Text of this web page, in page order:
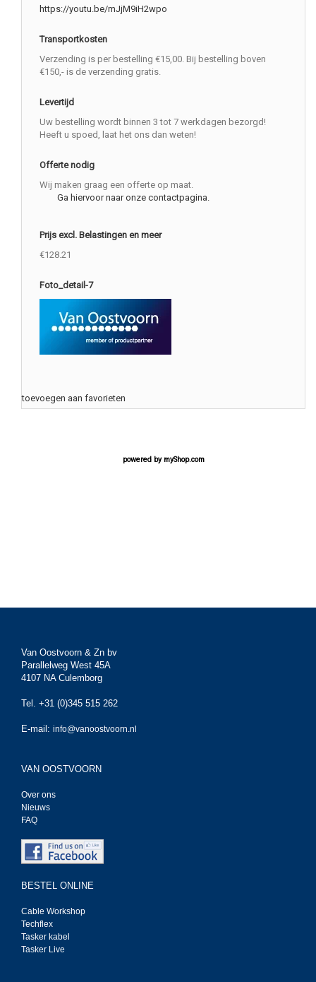
https://youtu.be/mJjM9iH2wpo
Transportkosten
Verzending is per bestelling €15,00. Bij bestelling boven
€150,- is de verzending gratis.
Levertijd
Uw bestelling wordt binnen 3 tot 7 werkdagen bezorgd!
Heeft u spoed, laat het ons dan weten!
Offerte nodig
Wij maken graag een offerte op maat.
Ga hiervoor naar onze contactpagina.
Prijs excl. Belastingen en meer
€128.21
Foto_detail-7
toevoegen aan favorieten
powered by myShop.com
Van Oostvoorn & Zn bv
Parallelweg West 45A
4107 NA Culemborg
Tel. +31 (0)345 515 262
E-mail: info@vanoostvoorn.nl
VAN OOSTVOORN
Over ons
Nieuws
FAQ
BESTEL ONLINE
Cable Workshop
Techflex
Tasker kabel
Tasker Live